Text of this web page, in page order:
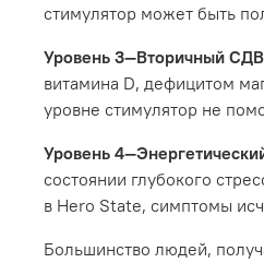
стимулятор может быть
Уровень 3—Вторичный
витамина D, дефицитом
уровне стимулятор не
Уровень
состоянии глубокого
в Hero State, симптомы
Большинство людей,